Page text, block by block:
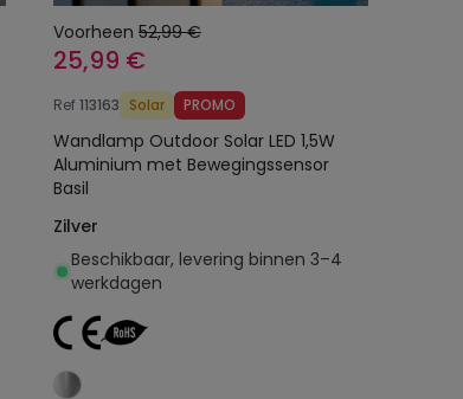
Voorheen 52,99 €
25,99 €
Ref113163 Solar PROMO
Wandlamp Outdoor Solar LED 1,5W
Aluminium met Bewegingssensor
Basil
Zilver
Beschikbaar, levering binnen 3–4
werkdagen